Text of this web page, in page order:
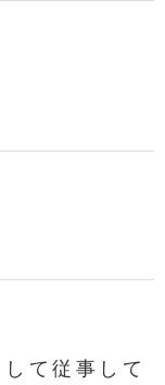
て従事して